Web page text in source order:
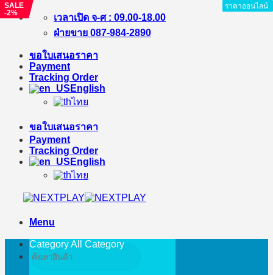
Skip
เวลาเปิด จ-ศ : 09.00-18.00
ฝ่ายขาย 087-984-2890
ขอใบเสนอราคา
Payment
Tracking Order
English
ไทย
ขอใบเสนอราคา
Payment
Tracking Order
English
ไทย
Menu
Search
for:
Category All Category
SALE
-2%
ราคาออนไลน์
ราคาออนไลน์
SALE
-%
ราคาออนไลน์
ราคาออนไลน์
ราคาออนไลน์
ราคาออนไลน์
ราคาออนไลน์
ราคาออนไลน์